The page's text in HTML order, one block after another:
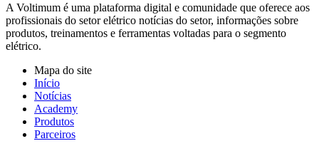
A Voltimum é uma plataforma digital e comunidade que oferece aos
profissionais do setor elétrico notícias do setor, informações sobre
produtos, treinamentos e ferramentas voltadas para o segmento
elétrico.
Mapa do site
Início
Notícias
Academy
Produtos
Parceiros